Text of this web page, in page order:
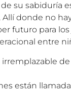
su sabiduría
donde no
futuro para
entre
están